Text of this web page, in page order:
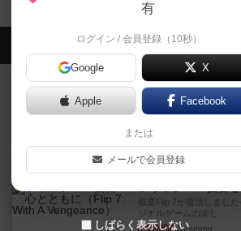
会員の新しい投
レビュー ジンラミー
トランプで遊べる2人対
10枚の手札で、同じスー
約1時間前
ルール/インスト
フリップ７：復讐
概要Flip 7が復活しまし
ジナルゲームの楽し...
約1時間前by jurong
有
ログイン / 会員登録（10秒）
Google X
Apple Facebook
または
メールで会員登録
しばらく表示しない